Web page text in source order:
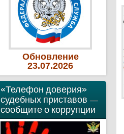
Обновление
23.07.2026
«Телефон доверия»
судебных приставов —
сообщите о коррупции